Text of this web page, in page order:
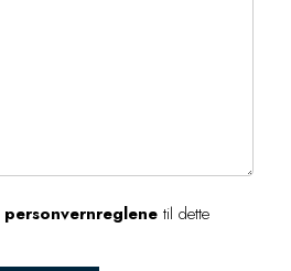
personvernreglene til dette